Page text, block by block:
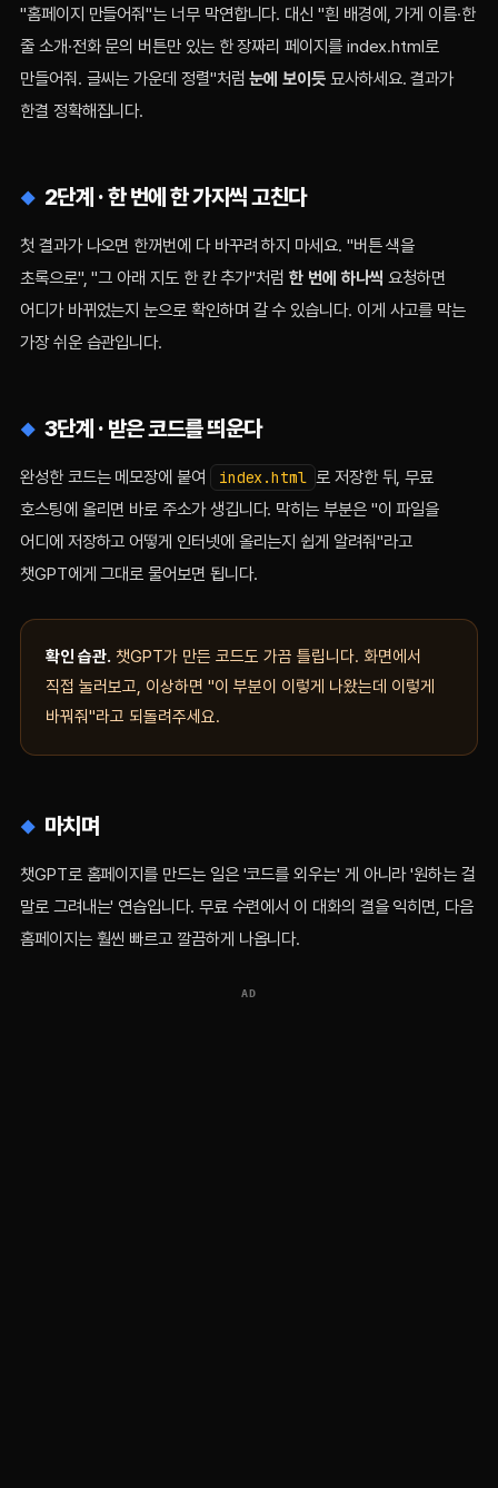
"홈페이지 만들어줘"는 너무 막연합니다. 대신 "흰 배경에, 가게 이름·한
줄 소개·전화 문의 버튼만 있는 한 장짜리 페이지를 index.html로
만들어줘. 글씨는 가운데 정렬"처럼눈에 보이듯 묘사하세요. 결과가
한결 정확해집니다.
2단계 · 한 번에 한 가지씩 고친다
첫 결과가 나오면 한꺼번에 다 바꾸려 하지 마세요. "버튼 색을
초록으로", "그 아래 지도 한 칸 추가"처럼 한 번에 하나씩 요청하면
어디가 바뀌었는지 눈으로 확인하며 갈 수 있습니다. 이게 사고를 막는
가장 쉬운 습관입니다.
3단계 · 받은 코드를 띄운다
완성한 코드는 메모장에 붙여 index.html 로 저장한 뒤, 무료
호스팅에 올리면 바로 주소가 생깁니다. 막히는 부분은 "이 파일을
어디에 저장하고 어떻게 인터넷에 올리는지 쉽게 알려줘"라고
챗GPT에게 그대로 물어보면 됩니다.
확인 습관. 챗GPT가 만든 코드도 가끔 틀립니다. 화면에서
직접 눌러보고, 이상하면 "이 부분이 이렇게 나왔는데 이렇게
바꿔줘"라고 되돌려주세요.
마치며
챗GPT로 홈페이지를 만드는 일은 '코드를 외우는' 게 아니라 '원하는 걸
말로 그려내는' 연습입니다. 무료 수련에서 이 대화의 결을 익히면, 다음
홈페이지는 훨씬 빠르고 깔끔하게 나옵니다.
AD